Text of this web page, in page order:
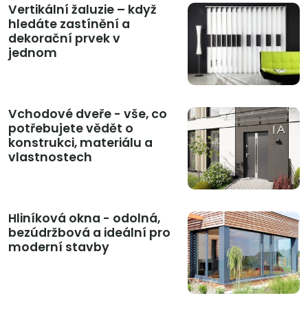
Vertikální žaluzie – když
hledáte zastínění a
dekorační prvek v
jednom
Vchodové dveře - vše, co
potřebujete vědět o
konstrukci, materiálu a
vlastnostech
Hliníková okna - odolná,
bezúdržbová a ideální pro
moderní stavby